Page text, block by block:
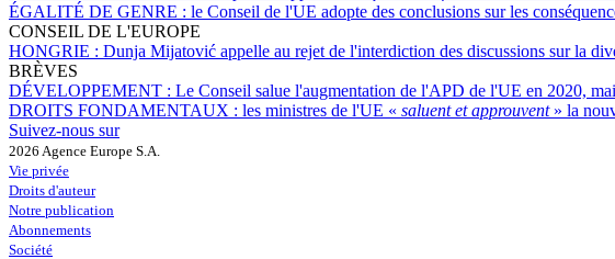
ÉGALITÉ DE GENRE : le Conseil de l'UE adopte des conclusions sur les
CONSEIL DE L'EUROPE
HONGRIE : Dunja Mijatović appelle au rejet de l'interdiction des discussions sur la
BRÈVES
DÉVELOPPEMENT : Le Conseil salue l'augmentation de l'APD de l'UE en 2020,
DROITS FONDAMENTAUX : les ministres de l'UE « saluent et approuvent» la
Suivez-nous sur
2026 Agence Europe S.A.
Vie privée
Droits d'auteur
Notre publication
Abonnements
Société